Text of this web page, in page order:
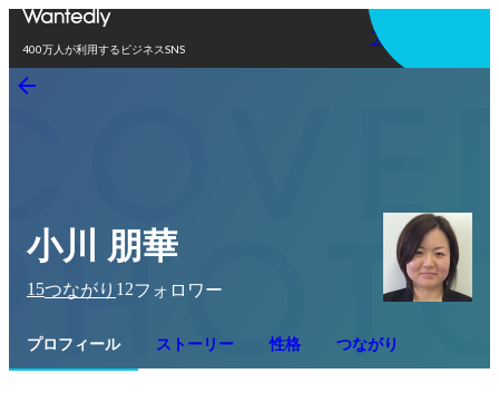
400万人が利用するビジネスSNS
アプリを使う
小川 朋華
15つながり 12フォロワー
プロフィール ストーリー 性格 つながり